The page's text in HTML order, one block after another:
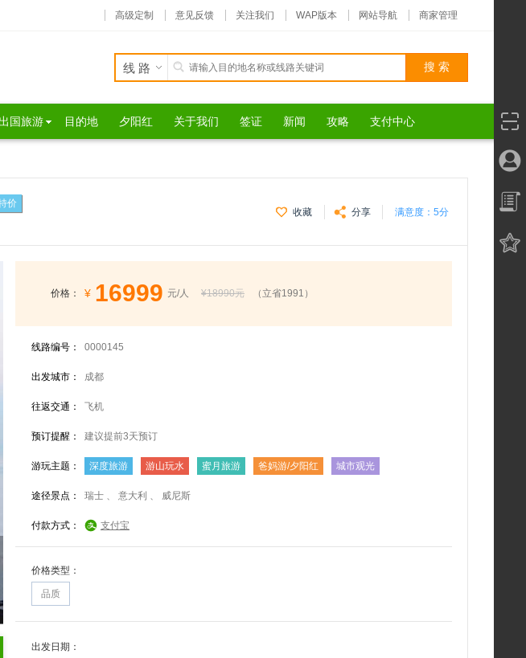
高级定制 意见反馈 关注我们 WAP版本 网站导航 商家管理
线路
国旅游 目的地 夕阳红 关于我们 签证 新闻 攻略 支付中心
价
收藏 分享 满意度： 5分
价格： ¥ 16999 元/人 ¥18990元 （立省1991）
线路编号： 0000145
出发城市： 成都
往返交通： 飞机
预订提醒： 建议提前3天预订
游玩主题： 深度旅游 游山玩水 蜜月旅游 爸妈游/夕阳红 城市观光
途径景点： 瑞士 、 意大利 、 威尼斯
付款方式： 支付宝
价格类型：
品质
出发日期：